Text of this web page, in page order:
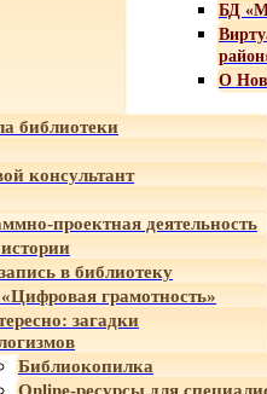
БД
О
библиотеки
консультант
проектная деятельность
в библиотеку
грамотность»
загадки
Библиокопилка